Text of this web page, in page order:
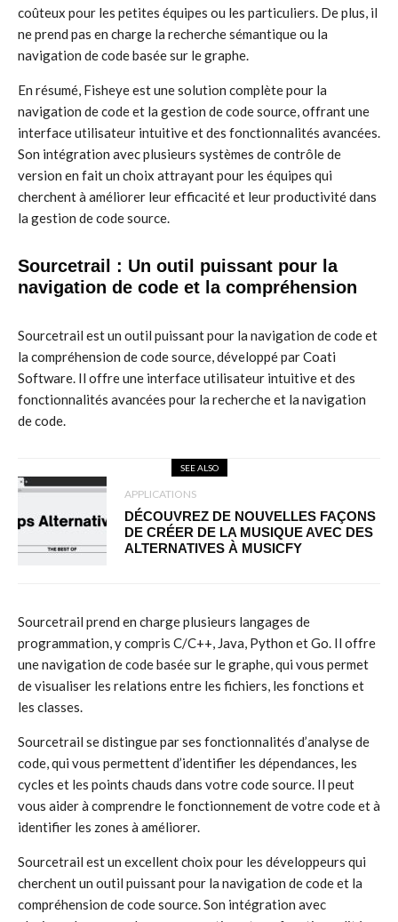
coûteux pour les petites équipes ou les particuliers. De plus, il
ne prend pas en charge la recherche sémantique ou la
navigation de code basée sur le graphe.
En résumé, Fisheye est une solution complète pour la
navigation de code et la gestion de code source, offrant une
interface utilisateur intuitive et des fonctionnalités avancées.
Son intégration avec plusieurs systèmes de contrôle de
version en fait un choix attrayant pour les équipes qui
cherchent à améliorer leur efficacité et leur productivité dans
la gestion de code source.
Sourcetrail : Un outil puissant pour la
navigation de code et la compréhension
Sourcetrail est un outil puissant pour la navigation de code et
la compréhension de code source, développé par Coati
Software. Il offre une interface utilisateur intuitive et des
fonctionnalités avancées pour la recherche et la navigation
de code.
SEE ALSO
APPLICATIONS
DÉCOUVREZ DE NOUVELLES FAÇONS
DE CRÉER DE LA MUSIQUE AVEC DES
ALTERNATIVES À MUSICFY
Sourcetrail prend en charge plusieurs langages de
programmation, y compris C/C++, Java, Python et Go. Il offre
une navigation de code basée sur le graphe, qui vous permet
de visualiser les relations entre les fichiers, les fonctions et
les classes.
Sourcetrail se distingue par ses fonctionnalités d’analyse de
code, qui vous permettent d’identifier les dépendances, les
cycles et les points chauds dans votre code source. Il peut
vous aider à comprendre le fonctionnement de votre code et à
identifier les zones à améliorer.
Sourcetrail est un excellent choix pour les développeurs qui
cherchent un outil puissant pour la navigation de code et la
compréhension de code source. Son intégration avec